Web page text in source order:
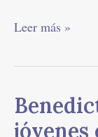
Leer más »
jóvenes
Benedicto
XVI